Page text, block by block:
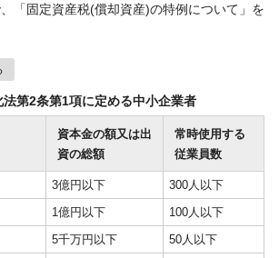
「固定資産税(償却資産)の特例について」を
第2条第1項に定める中小企業者
資本金の額又は出
資の総額
常時使用する
従業員数
3億円以下
300人以下
1億円以下
100人以下
5千万円以下
50人以下